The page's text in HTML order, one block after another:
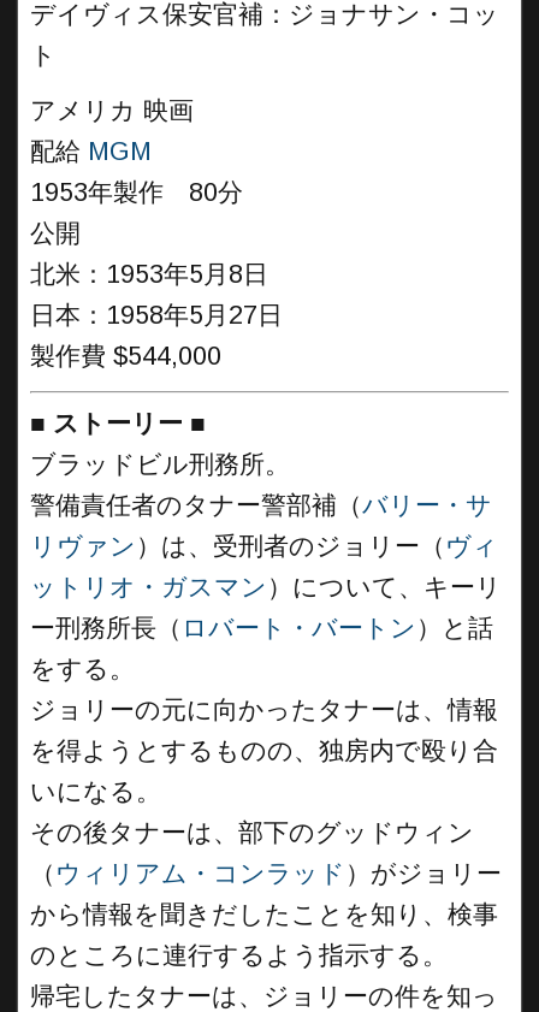
デイヴィス保安官補：ジョナサン・コッ
ト
アメリカ 映画
配給 MGM
1953年製作 80分
公開
北米：1953年5月8日
日本：1958年5月27日
製作費 $544,000
■ ストーリー ■
ブラッドビル刑務所。
警備責任者のタナー警部補（バリー・サ
リヴァン ）は、受刑者のジョリー（ ヴィ
ットリオ・ガスマン ）について、キーリ
ー刑務所長（ ロバート・バートン ）と話
をする。
ジョリーの元に向かったタナーは、情報
を得ようとするものの、独房内で殴り合
いになる。
その後タナーは、部下のグッドウィン
（ ウィリアム・コンラッド ）がジョリー
から情報を聞きだしたことを知り、検事
のところに連行するよう指示する。
帰宅したタナーは、ジョリーの件を知っ